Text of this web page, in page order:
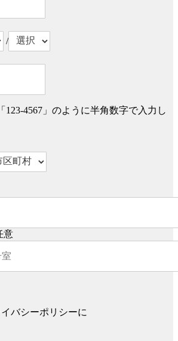
/
123-4567」のように半角数字で入力し
意
バシーポリシーに